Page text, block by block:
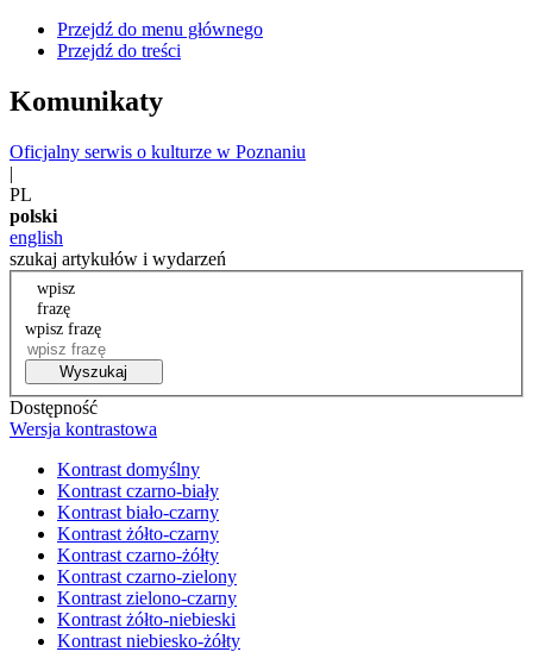
Przejdź do menu głównego
Przejdź do treści
Komunikaty
Oficjalny serwis o kulturze w Poznaniu
|
PL
polski
english
szukaj artykułów i wydarzeń
wpisz
frazę
wpisz frazę
Wyszukaj
Dostępność
Wersja kontrastowa
Kontrast domyślny
Kontrast czarno-biały
Kontrast biało-czarny
Kontrast żółto-czarny
Kontrast czarno-żółty
Kontrast czarno-zielony
Kontrast zielono-czarny
Kontrast żółto-niebieski
Kontrast niebiesko-żółty